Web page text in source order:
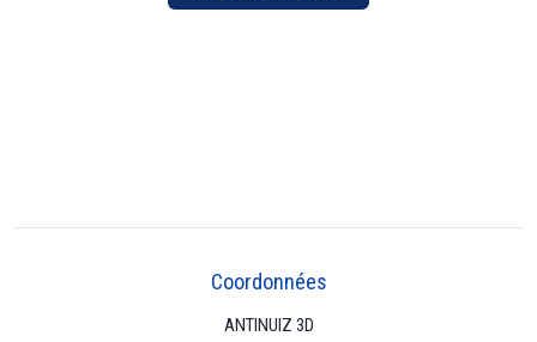
Coordonnées
ANTINUIZ 3D